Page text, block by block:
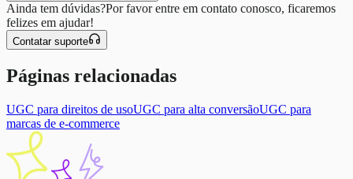
Ainda tem dúvidas?Por favor entre em contato conosco, ficaremos
felizes em ajudar!
Contatar suporte
Páginas relacionadas
UGC para direitos de usoUGC para alta conversãoUGC para
marcas de e-commerce